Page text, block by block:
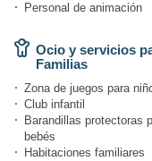
Personal de animación
Ocio y servicios
Familias
Zona de juegos para
Club infantil
Barandillas protectoras
bebés
Habitaciones familiares